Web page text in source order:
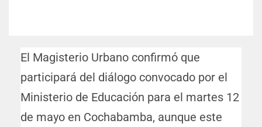
El Magisterio Urbano confirmó que
participará del diálogo convocado por el
Ministerio de Educación para el martes 12
de mayo en Cochabamba, aunque este